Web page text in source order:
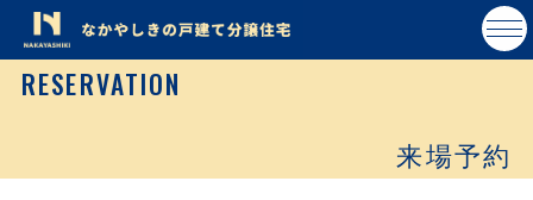
RESERVATION
来場予約